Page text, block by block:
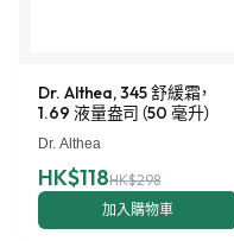
Dr. Althea, 345 舒緩霜，
1.69 液量盎司（50 毫升）
Dr. Althea
HK$118HK$298
加入購物車